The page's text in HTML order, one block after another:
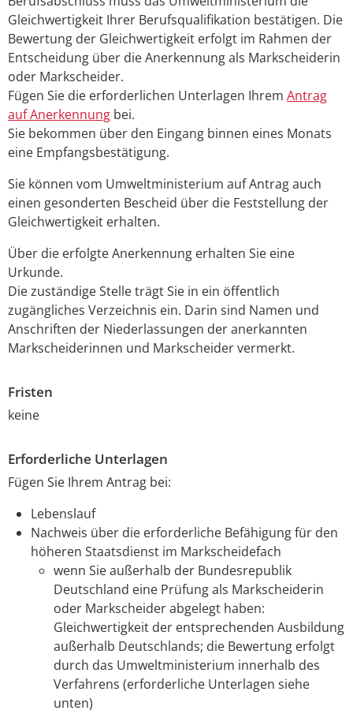
Gleichwertigkeit Ihrer Berufsqualifikation bestätigen. Die
Bewertung der Gleichwertigkeit erfolgt im Rahmen der
Entscheidung über die Anerkennung als Markscheiderin
oder Markscheider.
Fügen Sie die erforderlichen Unterlagen Ihrem Antrag
auf Anerkennung bei.
Sie bekommen über den Eingang binnen eines Monats
eine Empfangsbestätigung.
Sie können vom Umweltministerium auf Antrag auch
einen gesonderten Bescheid über die Feststellung der
Gleichwertigkeit erhalten.
Über die erfolgte Anerkennung erhalten Sie eine
Urkunde.
Die zuständige Stelle trägt Sie in ein öffentlich
zugängliches Verzeichnis ein. Darin sind Namen und
Anschriften der Niederlassungen deranerkannten
Markscheiderinnen und Markscheider vermerkt.
Fristen
keine
Erforderliche Unterlagen
Fügen Sie Ihrem Antrag bei:
Lebenslauf
Nachweis über die erforderliche Befähigung für den
höheren Staatsdienst im Markscheidefach
wenn Sie außerhalb der Bundesrepublik
Deutschland eine Prüfung als Markscheiderin
oder Markscheider abgelegt haben:
Gleichwertigkeit der entsprechenden Ausbildung
außerhalb Deutschlands; die Bewertung erfolgt
durch das Umweltministerium innerhalb des
Verfahrens (erforderliche Unterlagen siehe
unten)